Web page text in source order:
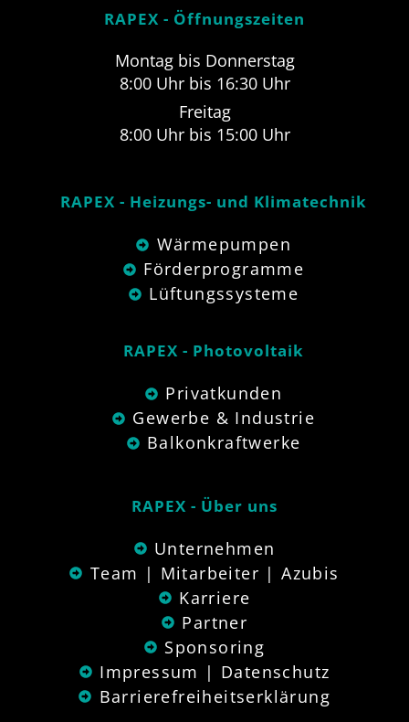
RAPEX - Öffnungszeiten
Montag bis Donnerstag
8:00 Uhr bis 16:30 Uhr
Freitag
8:00 Uhr bis 15:00 Uhr
RAPEX - Heizungs- und Klimatechnik
Wärmepumpen
Förderprogramme
Lüftungssysteme
RAPEX - Photovoltaik
Privatkunden
Gewerbe & Industrie
Balkonkraftwerke
RAPEX - Über uns
Unternehmen
Team | Mitarbeiter | Azubis
Karriere
Partner
Sponsoring
Impressum | Datenschutz
Barrierefreiheitserklärung